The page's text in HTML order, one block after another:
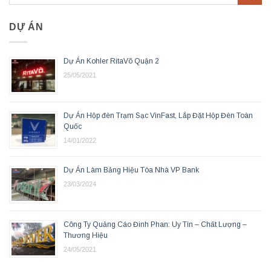
DỰ ÁN
Dự Án Kohler RitaVõ Quận 2
25/05/2021
Dự Án Hộp đèn Trạm Sạc VinFast, Lắp Đặt Hộp Đèn Toàn
Quốc
14/01/2022
Dự Án Làm Bảng Hiệu Tòa Nhà VP Bank
23/03/2024
Công Ty Quảng Cáo Đinh Phan: Uy Tín – Chất Lượng –
Thương Hiệu
24/05/2021